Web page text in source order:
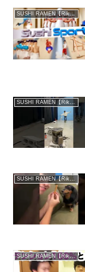
SUSHI RAMEN【Riku】
SUSHI RAMEN【Riku】
SUSHI RAMEN【Riku】